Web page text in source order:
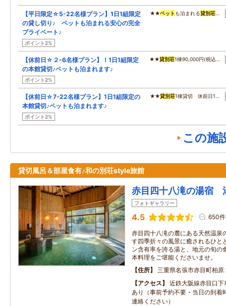
【平日限定☆5-22名様プラン】1日1組限定
の貸し切り♪ ペットも泊まれる安心の完全
プライベート♪
ポイント2%
★★ペット も泊まれる貸別荘…
【休前日☆２-6名様プラン】！1日1組限定
の本館貸切♪ペットも泊まれます♪
ポイント2%
★★貸別荘1棟90,000円(税込…
【休前日☆7-22名様プラン】1日1組限定の
本館貸切♪ペットも泊まれます♪
ポイント2%
★★貸別荘1棟貸切 休前日1…
この施
貸切風呂＆部屋食有♪和の別荘style旅館
赤目四十八滝の湯宿
フォトギャラリー
4.5 650件
赤目四十八滝の麓にある天然温泉
す四季折々の風景に癒されるひと
ン含有率を誇る湯と、地元の旬の
本料理をご堪能くださいませ。
住所
三重県名張市赤目町柏原
アクセス
近鉄大阪線赤目口
あり（事前予約不要・当日の到着
連絡ください）